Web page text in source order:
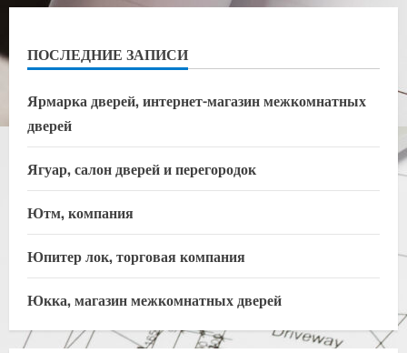
ПОСЛЕДНИЕ ЗАПИСИ
Ярмарка дверей, интернет-магазин межкомнатных
дверей
Ягуар, салон дверей и перегородок
Ютм, компания
Юпитер лок, торговая компания
Юкка, магазин межкомнатных дверей